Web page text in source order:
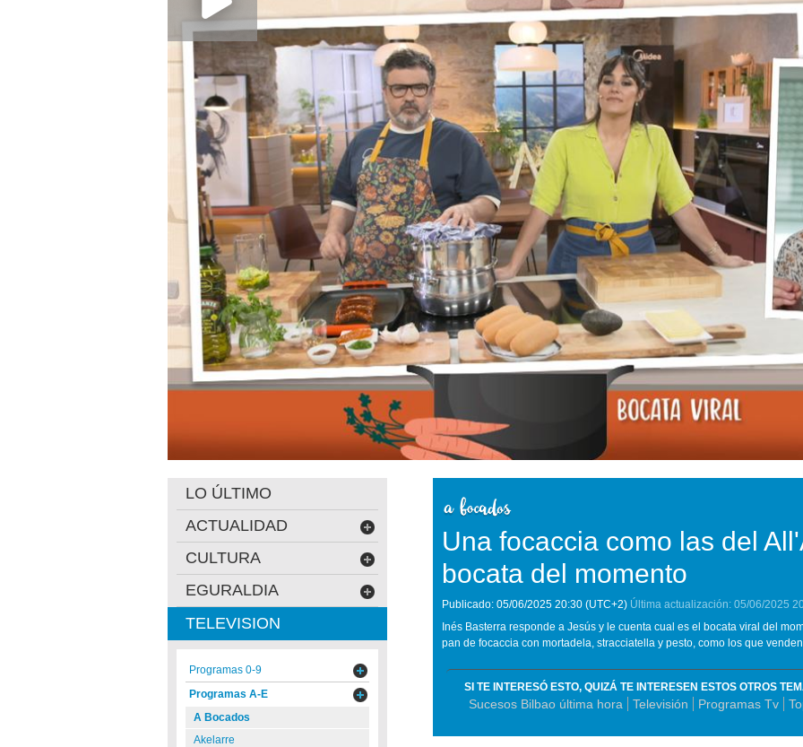
Una focaccia como las del
bocata del momento
Publicado: 05/06/2025 20:30 (UTC+2) Última actualización: 05/06/2025
Inés Basterra responde a Jesús y le cuenta cual es el bocata viral del
pan de focaccia con mortadela, stracciatella y pesto, como los que
SI TE INTERESÓ ESTO, QUIZÁ TE INTERESEN ESTOS OTROS
Sucesos Bilbao última hora Televisión Programas Tv
LO ÚLTIMO
ACTUALIDAD
CULTURA
EGURALDIA
TELEVISION
Programas 0-9
Programas A-E
A Bocados
Akelarre